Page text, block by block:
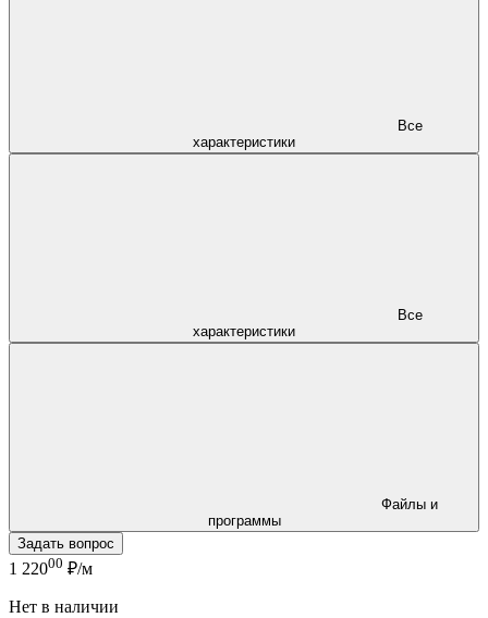
характеристики
характеристики
программы
Задать вопрос
1 22000 ₽/м
Нет в наличии